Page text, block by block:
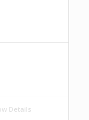
Details